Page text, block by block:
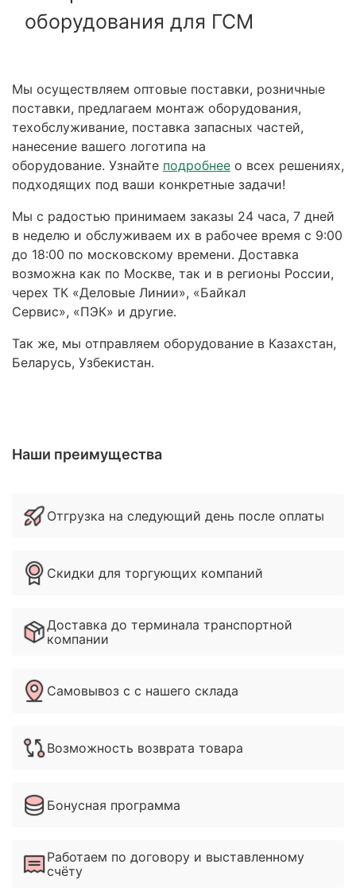
оборудования для ГСМ
Мы осуществляем оптовые поставки, розничные
поставки, предлагаем монтаж оборудования,
техобслуживание, поставка запасных частей,
нанесение вашего логотипа на
оборудование. Узнайте подробнее о всех решениях,
подходящих под ваши конкретные задачи!
Мы с радостью принимаем заказы 24 часа, 7 дней
в неделю и обслуживаем их в рабочее время с 9:00
до 18:00 по московскому времени. Доставка
возможна как по Москве, так и в регионы России,
черех ТК «Деловые Линии», «Байкал
Сервис», «ПЭК» и другие.
Так же, мы отправляем оборудование в Казахстан,
Беларусь, Узбекистан.
Наши преимущества
Отгрузка на следующий день после оплаты
Скидки для торгующих компаний
Доставка до терминала транспортной
компании
Самовывоз с с нашего склада
Возможность возврата товара
Бонусная программа
Работаем по договору и выставленному
счёту